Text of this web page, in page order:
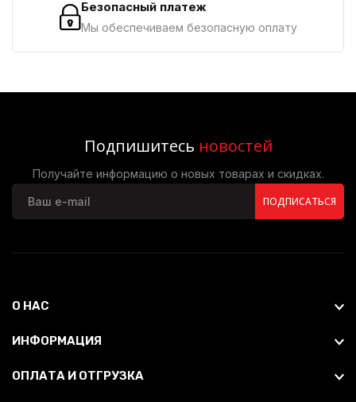
Безопасный платеж
Мы обеспечиваем безопасную оплату
Подпишитесь новостей
Получайте информацию о новых товарах и скидках.
ПОДПИСАТЬСЯ
О НАС
ИНФОРМАЦИЯ
ОПЛАТА И ОТГРУЗКА